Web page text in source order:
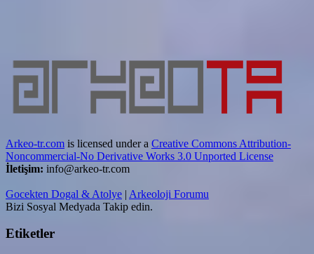
Arkeo-tr.com is licensed under a Creative Commons Attribution-
Noncommercial-No Derivative Works 3.0 Unported License
İletişim: info@arkeo-tr.com
Gocekten Dogal & Atolye | Arkeoloji Forumu
Bizi Sosyal Medyada Takip edin.
Etiketler